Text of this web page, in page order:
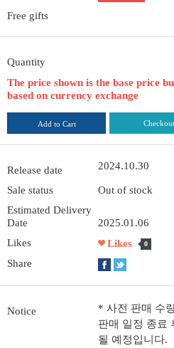
Free gifts
Quantity
The price shown is the base price
based on currency exchange
Add to Cart Checkout
Release date 2024.10.30
Sale status
Out of stock
Estimated Delivery
Date
2025.01.06
Likes
Likes 0
Share
Notice
* 사전 판매 수
판매 일정 종료
될 예정입니다.